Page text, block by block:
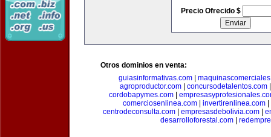
Precio Ofrecido $
Otros dominios en venta:
guiasinformativas.com
agroproductor.com
concursodetalentos.com
cordobapymes.com|
comerciosenlinea.com
invertirenlinea.com
centrodeconsulta.com
empresasdebolivia.com
desarrolloforestal.com